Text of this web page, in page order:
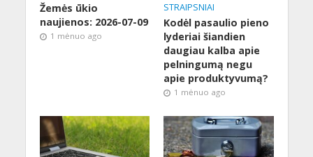
Žemės ūkio
naujienos: 2026-07-09
1 mėnuo ago
STRAIPSNIAI
Kodėl pasaulio pieno
lyderiai šiandien
daugiau kalba apie
pelningumą negu
apie produktyvumą?
1 mėnuo ago